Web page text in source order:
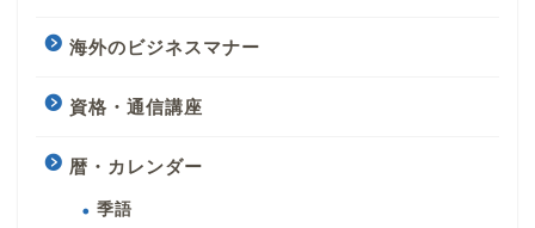
海外のビジネスマナー
資格・通信講座
暦・カレンダー
季語